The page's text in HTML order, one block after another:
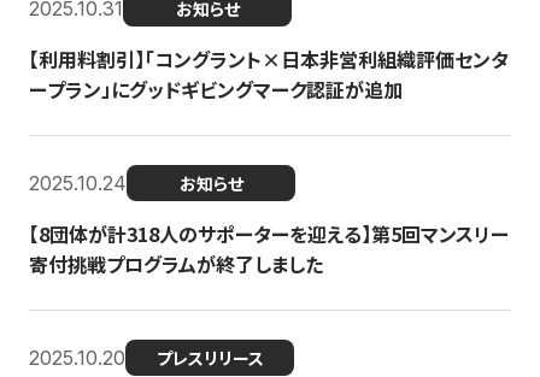
2025.10.31 お知らせ
【利用料割引】「コングラント×日本非営利組織評価センタ
ープラン」にグッドギビングマーク認証が追加
2025.10.24 お知らせ
【8団体が計318人のサポーターを迎える】​​第5回マンスリー
寄付挑戦プログラムが終了しました
2025.10.20 プレスリリース